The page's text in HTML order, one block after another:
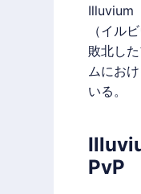
Illuvium
（イル
敗北し
ムにお
いる。
PvP